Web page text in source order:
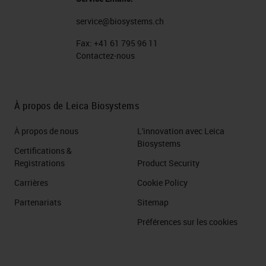
using antibodies conjugated with
detection systems to recognize
proteins. After these other two
revolutions emerged, the
techniques in pathology, and most
artificial intelligence as a support to
pathologies.
Matching Patients to Treatments
Even though in the clinics, we are
service@biosystems.ch
Fax: +41 61 795 96 11
Contactez-nous
À propos de Leica Biosystems
À propos de nous
Certifications &
Registrations
Carrières
Partenariats
L'innovation avec Leica
Biosystems
Product Security
Cookie Policy
Sitemap
Préférences sur les cookies